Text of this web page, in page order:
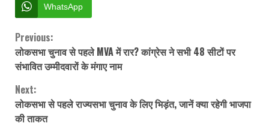
WhatsApp
Continue
Reading
Previous:
लोकसभा चुनाव से पहले MVA में रार? कांग्रेस ने सभी 48 सीटों पर
संभावित उम्मीदवारों के मंगाए नाम
Next:
लोकसभा से पहले राज्यसभा चुनाव के लिए भिड़ंत, जानें क्या रहेगी भाजपा
की ताकत